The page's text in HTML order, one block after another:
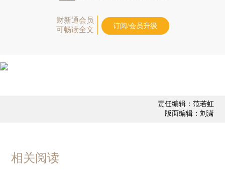
财新通会员
可畅读全文
订阅/会员升级
责任编辑：范若虹
版面编辑：刘潇
相关阅读